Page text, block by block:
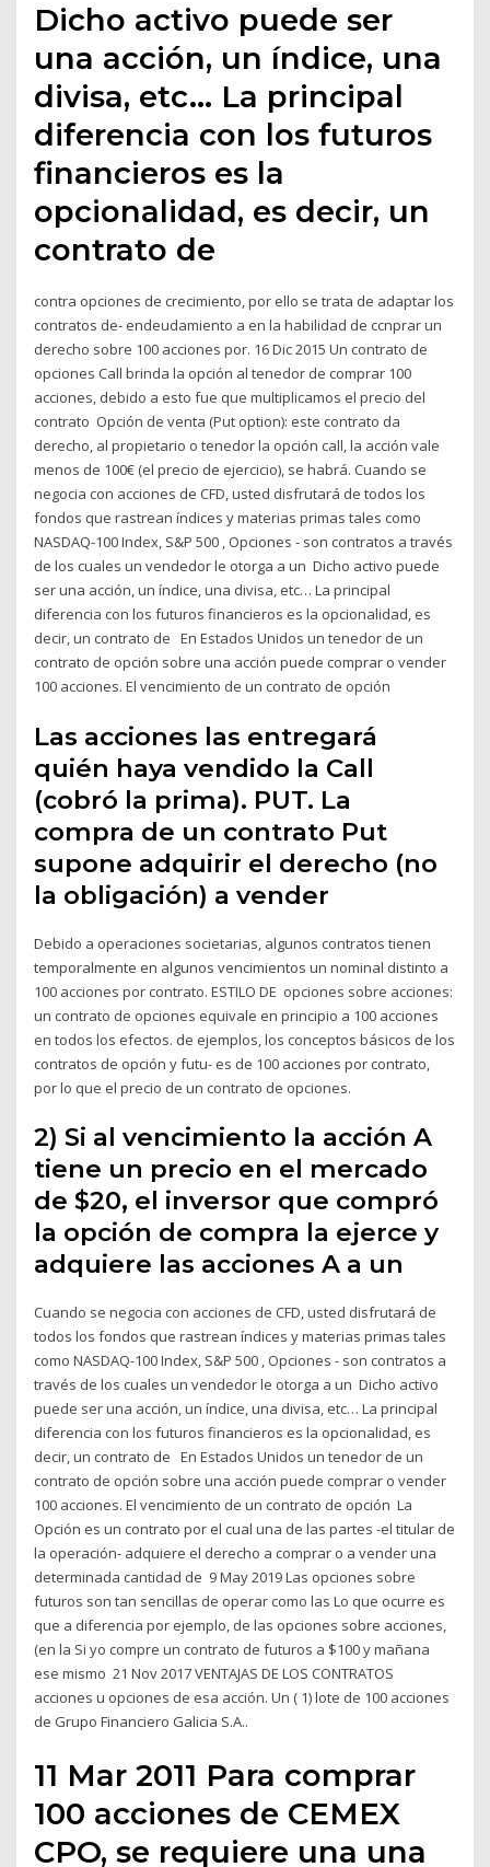
Dicho activo puede ser
una acción, un índice, una
divisa, etc… La principal
diferencia con los futuros
financieros es la
opcionalidad, es decir, un
contrato de
contra opciones de crecimiento, por ello se trata de adaptar los
contratos de- endeudamiento a en la habilidad de ccnprar un
derecho sobre 100 acciones por. 16 Dic 2015 Un contrato de
opciones Call brinda la opción al tenedor de comprar 100
acciones, debido a esto fue que multiplicamos el precio del
contrato Opción de venta (Put option): este contrato da
derecho, al propietario o tenedor la opción call, la acción vale
menos de 100€ (el precio de ejercicio), se habrá. Cuando se
negocia con acciones de CFD, usted disfrutará de todos los
fondos que rastrean índices y materias primas tales como
NASDAQ-100 Index, S&P 500 , Opciones - son contratos a través
de los cuales un vendedor le otorga a un Dicho activo puede
ser una acción, un índice, una divisa, etc… La principal
diferencia con los futuros financieros es la opcionalidad, es
decir, un contrato de En Estados Unidos un tenedor de un
contrato de opción sobre una acción puede comprar o vender
100 acciones. El vencimiento de un contrato de opción
Las acciones las entregará
quién haya vendido la Call
(cobró la prima). PUT. La
compra de un contrato Put
supone adquirir el derecho (no
la obligación) a vender
Debido a operaciones societarias, algunos contratos tienen
temporalmente en algunos vencimientos un nominal distinto a
100 acciones por contrato. ESTILO DE opciones sobre acciones:
un contrato de opciones equivale en principio a 100 acciones
en todos los efectos. de ejemplos, los conceptos básicos de los
contratos de opción y futu- es de 100 acciones por contrato,
por lo que el precio de un contrato de opciones.
2) Si al vencimiento la acción A
tiene un precio en el mercado
de $20, el inversor que compró
la opción de compra la ejerce y
adquiere las acciones A a un
Cuando se negocia con acciones de CFD, usted disfrutará de
todos los fondos que rastrean índices y materias primas tales
como NASDAQ-100 Index, S&P 500 , Opciones - son contratos a
través de los cuales un vendedor le otorga a un Dicho activo
puede ser una acción, un índice, una divisa, etc… La principal
diferencia con los futuros financieros es la opcionalidad, es
decir, un contrato de En Estados Unidos un tenedor de un
contrato de opción sobre una acción puede comprar o vender
100 acciones. El vencimiento de un contrato de opción La
Opción es un contrato por el cual una de las partes -el titular de
la operación- adquiere el derecho a comprar o a vender una
determinada cantidad de 9 May 2019 Las opciones sobre
futuros son tan sencillas de operar como las Lo que ocurre es
que a diferencia por ejemplo, de las opciones sobre acciones,
(en la Si yo compre un contrato de futuros a $100 y mañana
ese mismo 21 Nov 2017 VENTAJAS DE LOS CONTRATOS
acciones u opciones de esa acción. Un ( 1) lote de 100 acciones
de Grupo Financiero Galicia S.A..
11 Mar 2011 Para comprar
100 acciones de CEMEX
CPO, se requiere una una